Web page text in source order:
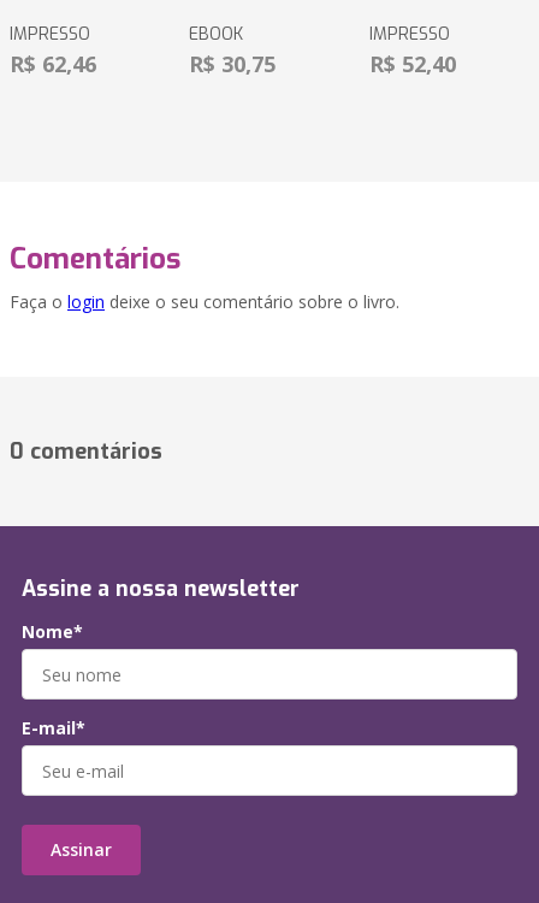
IMPRESSO
R$ 62,46
EBOOK
R$ 30,75
IMPRESSO
R$ 52,40
Comentários
Faça o login deixe o seu comentário sobre o livro.
0 comentários
Assine a nossa newsletter
Nome*
E-mail*
Assinar